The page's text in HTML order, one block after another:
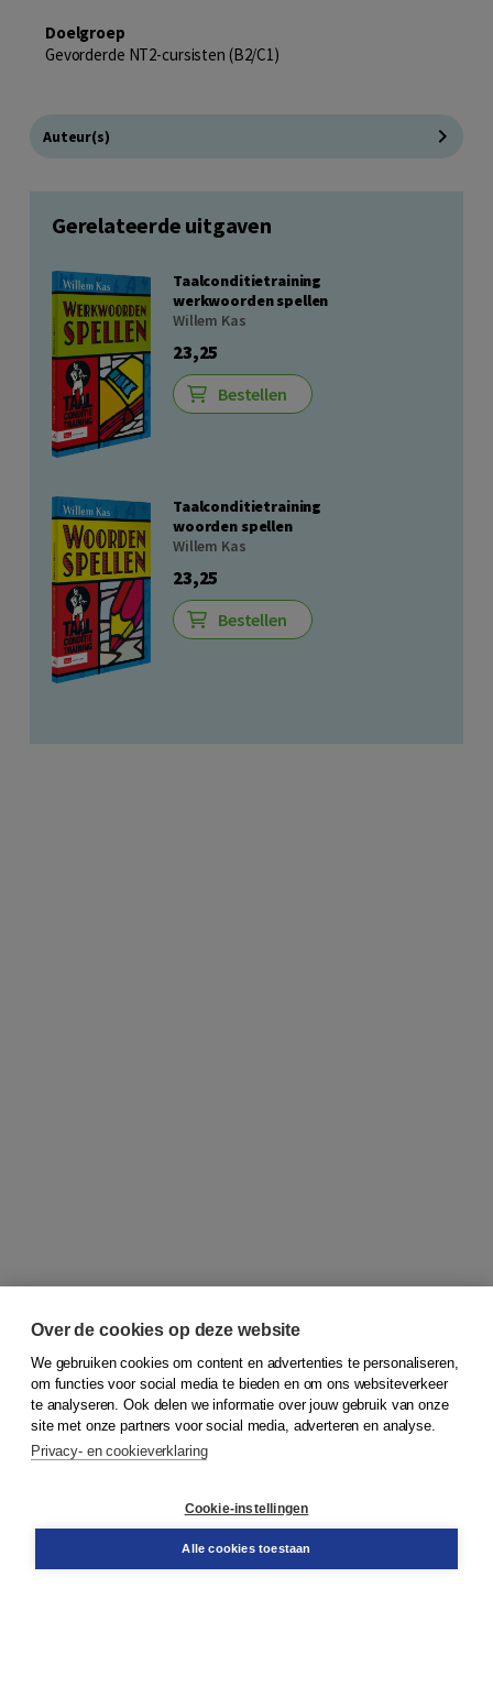
Doelgroep
Gevorderde NT2-cursisten (B2/C1)
Auteur(s)
Gerelateerde uitgaven
Taalconditietraining
werkwoorden spellen
Willem Kas
23,25
Bestellen
Taalconditietraining
woorden spellen
Willem Kas
23,25
Bestellen
© 2026Koninklijke Boom uitgevers
Bestellen
Over de cookies op deze website
We gebruiken cookies om content en advertenties te personaliseren,
om functies voor social media te bieden en om ons websiteverkeer
te analyseren. Ook delen we informatie over jouw gebruik van onze
site met onze partners voor social media, adverteren en analyse.
Privacy- en cookieverklaring
Cookie-instellingen
Alle cookies toestaan